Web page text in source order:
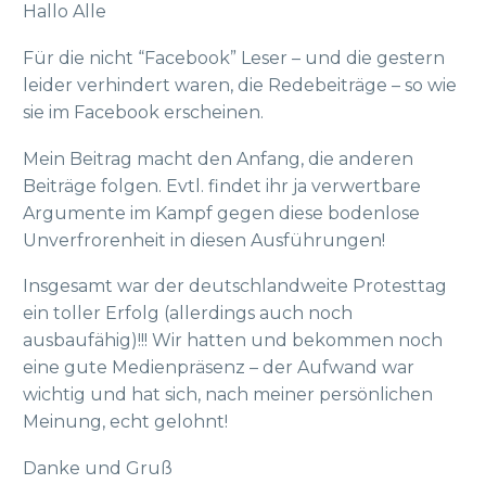
Hallo Alle
Für die nicht “Facebook” Leser – und die gestern
leider verhindert waren, die Redebeiträge – so wie
sie im Facebook erscheinen.
Mein Beitrag macht den Anfang, die anderen
Beiträge folgen. Evtl. findet ihr ja verwertbare
Argumente im Kampf gegen diese bodenlose
Unverfrorenheit in diesen Ausführungen!
Insgesamt war der deutschlandweite Protesttag
ein toller Erfolg (allerdings auch noch
ausbaufähig)!!! Wir hatten und bekommen noch
eine gute Medienpräsenz – der Aufwand war
wichtig und hat sich, nach meiner persönlichen
Meinung, echt gelohnt!
Danke und Gruß